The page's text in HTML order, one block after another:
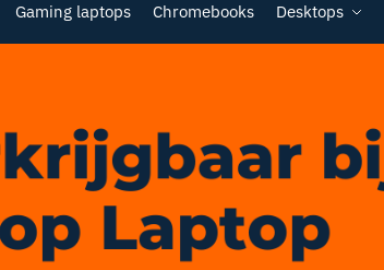
Gaming laptops Chromebooks Desktops